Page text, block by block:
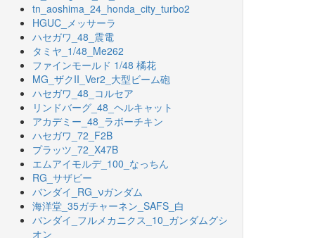
tn_aoshima_24_honda_city_turbo2
HGUC_メッサーラ
ハセガワ_48_震電
タミヤ_1/48_Me262
ファインモールド 1/48 橘花
MG_ザクII_Ver2_大型ビーム砲
ハセガワ_48_コルセア
リンドバーグ_48_ヘルキャット
アカデミー_48_ラボーチキン
ハセガワ_72_F2B
プラッツ_72_X47B
エムアイモルデ_100_なっちん
RG_サザビー
バンダイ_RG_νガンダム
海洋堂_35ガチャーネン_SAFS_白
バンダイ_フルメカニクス_10_ガンダムグシ
オン